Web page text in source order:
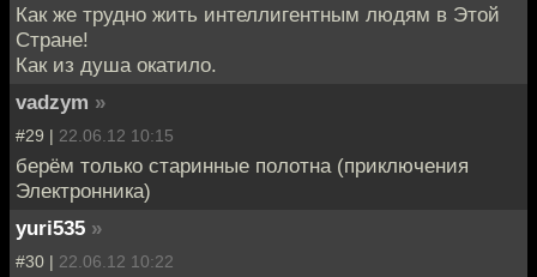
Как же трудно жить интеллигентным людям в Этой
Стране!
Как из душа окатило.
vadzym »
#29 | 22.06.12 10:15
берём только старинные полотна (приключения
Электронника)
yuri535 »
#30 | 22.06.12 10:22